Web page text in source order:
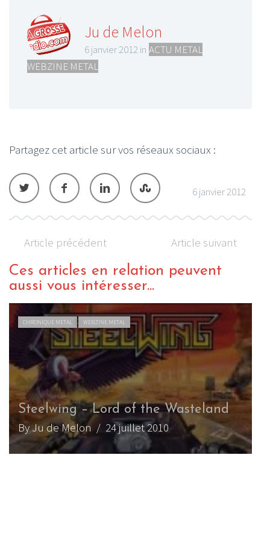
Ju de Melon
6 janvier 2012 in ACTU METAL
WEBZINE METAL
Partagez cet article sur vos réseaux sociaux :
6 janvier 2012
Article précédent Article suivant
Ces articles en relation peuvent
aussi vous intéresser...
INTERVIEW METAL WEBZINE METAL
JB, chanteur-guitariste de Grand
Magus, au Hellfest 2011
By Born666/ 3 juillet 2011